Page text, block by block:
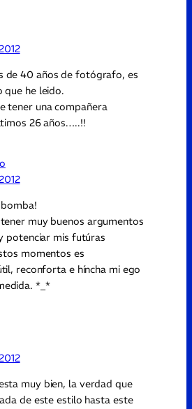
de 40 años de fotógrafo, es
que he leido.
tener una compañera
26 años…..!!
muy buenos argumentos
potenciar mis futúras
momentos es
reconforta e híncha mi ego
*_*
muy bien, la verdad que
de este estilo hasta este